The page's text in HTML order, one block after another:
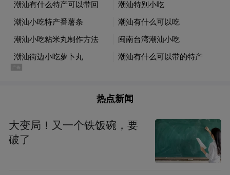
热点新闻
大变局！又一个铁饭碗，要
破了